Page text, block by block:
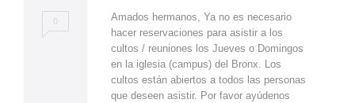
0
Amados hermanos, Ya no es necesario
hacer reservaciones para asistir a los
cultos / reuniones los Jueves o Domingos
en la iglesia (campus) del Bronx. Los
cultos están abiertos a todos las personas
que deseen asistir. Por favor ayúdenos